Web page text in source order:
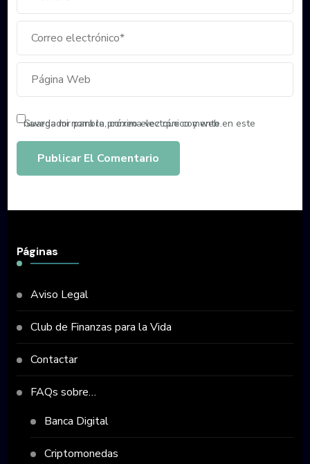
Guarda mi nombre, correo electrónico y web en este navegador para la próxima vez que comente.
Páginas
Aviso Legal
Club de Finanzas para la Vida
Contactar
FAQs sobre…
Banca Digital
Criptomonedas